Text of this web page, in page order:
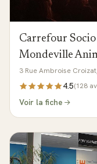
Carrefour
Mondeville
3 Rue Ambroise
4.5(128
Voir la fiche